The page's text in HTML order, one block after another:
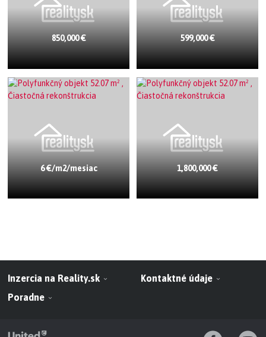
850,000 € 599,000 €
6 €/m2/mesiac 1,800,000 €
Inzercia na Reality.sk
Kontaktné údaje
Poradne